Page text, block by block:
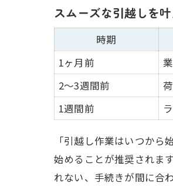
スムーズな引越しを
時期
1ヶ月前
2〜3週間前
1週間前
「引越し作業はいつか
始めることが推奨されま
れない、手続きが間に合